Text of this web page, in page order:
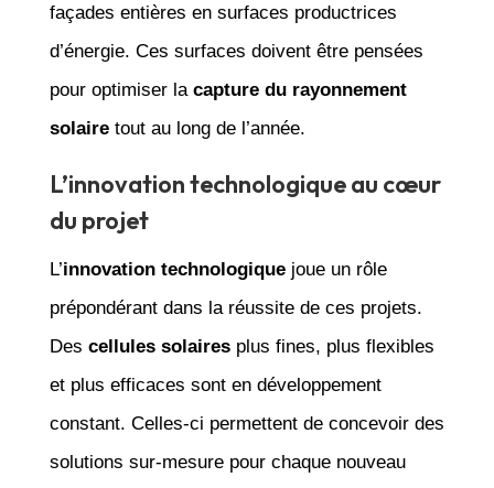
façades entières en surfaces productrices
d’énergie. Ces surfaces doivent être pensées
pour optimiser la capture du rayonnement
solairetout au long de l’année.
L’innovation technologique au cœur
du projet
L’innovation technologiquejoue un rôle
prépondérant dans la réussite de ces projets.
Des cellules solairesplus fines, plus flexibles
et plus efficaces sont en développement
constant. Celles-ci permettent de concevoir des
solutions sur-mesure pour chaque nouveau